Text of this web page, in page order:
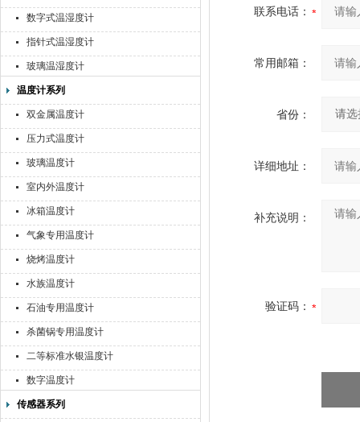
数字式温湿度计
指针式温湿度计
玻璃温湿度计
温度计系列
双金属温度计
压力式温度计
玻璃温度计
室内外温度计
冰箱温度计
气象专用温度计
烧烤温度计
水族温度计
石油专用温度计
杀菌锅专用温度计
二等标准水银温度计
数字温度计
传感器系列
联系电话：
常用邮箱：
省份：
详细地址：
补充说明：
验证码：